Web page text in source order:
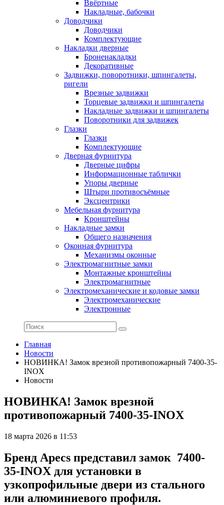
Ввёртные
Накладные, бабочки
Доводчики
Доводчики
Комплектующие
Накладки дверные
Броненакладки
Декоративные
Задвижки, поворотники, шпингалеты,
ригели
Врезные задвижки
Торцевые задвижки и шпингалеты
Накладные задвижки и шпингалеты
Поворотники для задвижек
Глазки
Глазки
Комплектующие
Дверная фурнитура
Дверные цифры
Информационные таблички
Упоры дверные
Штыри противосъёмные
Эксцентрики
Мебельная фурнитура
Кронштейны
Накладные замки
Общего назначения
Оконная фурнитура
Механизмы оконные
Электромагнитные замки
Монтажные кронштейны
Электромагнитные
Электромеханические и кодовые замки
Электромеханические
Электронные
Главная
Новости
НОВИНКА! Замок врезной противопожарный 7400-35-
INOX
Новости
НОВИНКА! Замок врезной
противопожарный 7400-35-INOX
18 марта 2026 в 11:53
Бренд Apecs представил замок 7400-
35-INOX для установки в
узкопрофильные двери из стального
или алюминиевого профиля.